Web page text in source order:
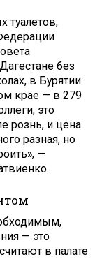
туалетов,
без
в Бурятии
крае — в 279
это
рознь, и цена
разная, но
—
— это
в палате